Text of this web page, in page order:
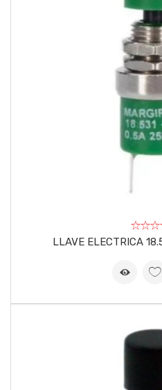
LLAVE ELECTRICA